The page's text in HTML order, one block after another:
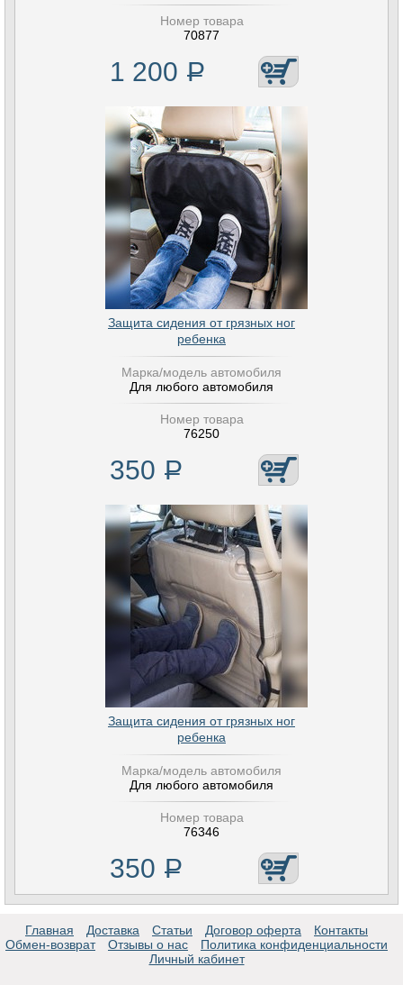
Номер товара
70877
1 200 Р
Защита сидения от грязных ног
ребенка
Марка/модель автомобиля
Для любого автомобиля
Номер товара
76250
350 Р
Защита сидения от грязных ног
ребенка
Марка/модель автомобиля
Для любого автомобиля
Номер товара
76346
350 Р
Главная Доставка Статьи Договор оферта
Контакты
Обмен-возврат
Отзывы о нас
Политика конфиденциальности
Личный кабинет